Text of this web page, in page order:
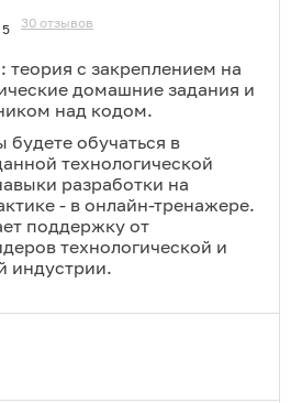
30 отзывов
теория с закреплением на
домашние задания и
над кодом.
будете обучаться в
технологической
разработки на
- в онлайн-тренажере.
поддержку от
технологической и
индустрии.